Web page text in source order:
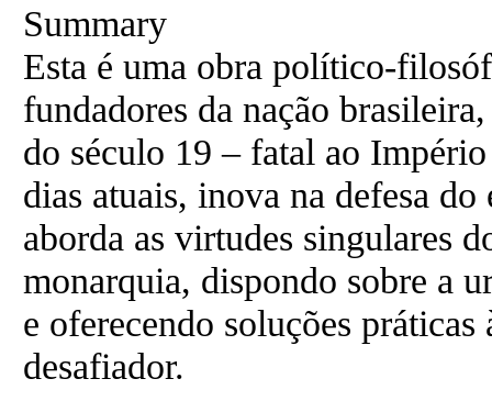
Summary
Esta é uma obra político-
fundadores da nação
do século 19 – fatal ao
dias atuais, inova na defesa
aborda as virtudes singulares
monarquia, dispondo sobre a
e oferecendo soluções
desafiador.